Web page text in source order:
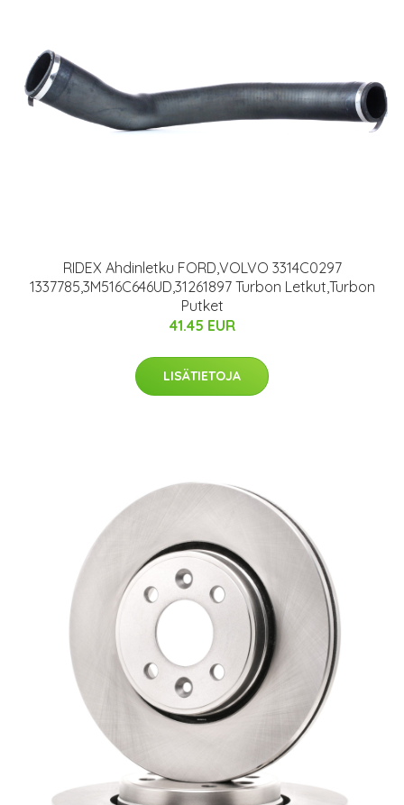
RIDEX Ahdinletku FORD,VOLVO 3314C0297
1337785,3M516C646UD,31261897 Turbon Letkut,Turbon
Putket
41.45 EUR
LISÄTIETOJA